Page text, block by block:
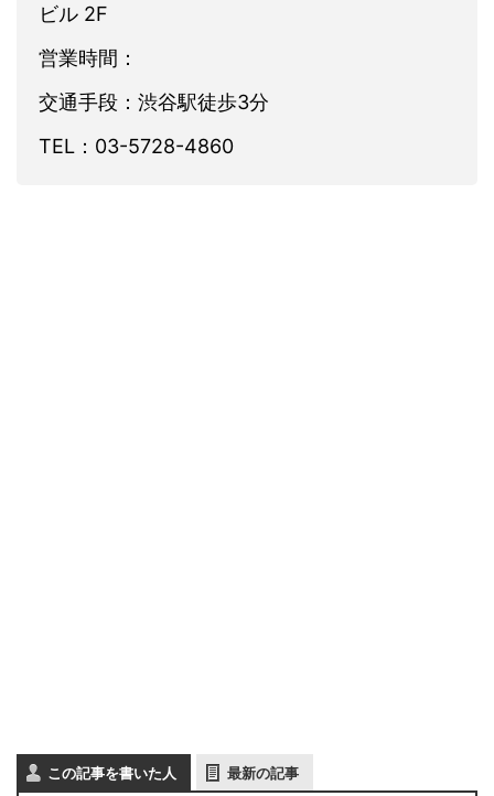
ビル 2F
営業時間：
交通手段：渋谷駅徒歩3分
TEL：03-5728-4860
この記事を書いた人 最新の記事